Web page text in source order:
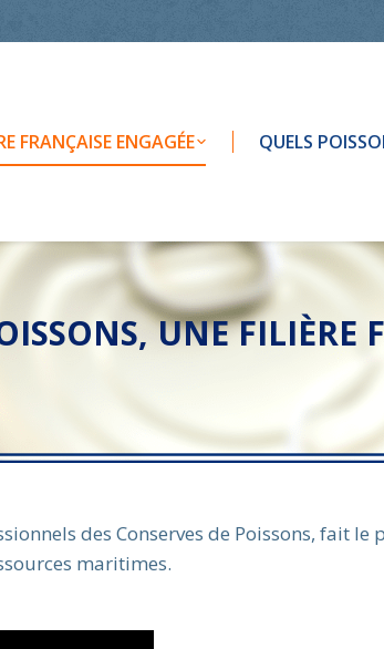
FRANÇAISE ENGAGÉE QUELS
UNE FILIÈRE
des Conserves de Poissons, fait le
maritimes.